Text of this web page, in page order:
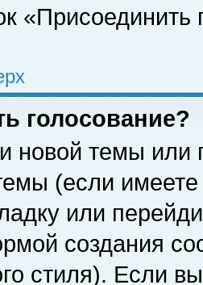
«Присоединить
голосование?
новой темы или
(если
или
создания
стиля). Если